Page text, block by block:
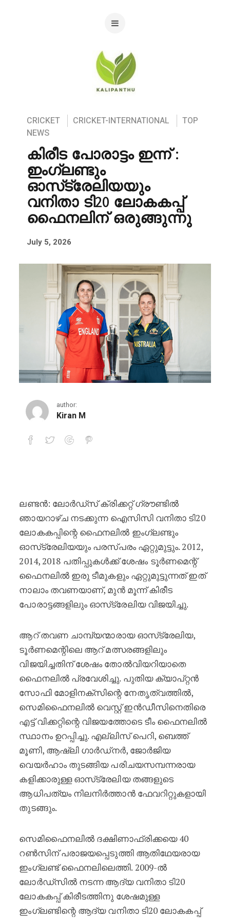
CRICKET CRICKET-INTERNATIONAL
TOP
NEWS
കിരീട പോരാട്ടം ഇന്ന് :
ഇംഗ്ലണ്ടും
ഓസ്‌ട്രേലിയയും
വനിതാ ടി20 ലോകകപ്പ്
ഫൈനലിന് ഒരുങ്ങുന്നു
July 5, 2026
author:
Kiran M
ലണ്ടൻ: ലോർഡ്‌സ് ക്രിക്കറ്റ് ഗ്രൗണ്ടിൽ
ഞായറാഴ്ച നടക്കുന്ന ഐസിസി വനിതാ ടി20
ലോകകപ്പിന്റെ ഫൈനലിൽ ഇംഗ്ലണ്ടും
ഓസ്‌ട്രേലിയയും പരസ്പരം ഏറ്റുമുട്ടും. 2012,
2014, 2018 പതിപ്പുകൾക്ക് ശേഷം ടൂർണമെന്റ്
ഫൈനലിൽ ഇരു ടീമുകളും ഏറ്റുമുട്ടുന്നത് ഇത്
നാലാം തവണയാണ്, മുൻ മൂന്ന് കിരീട
പോരാട്ടങ്ങളിലും ഓസ്‌ട്രേലിയ വിജയിച്ചു.
ആറ് തവണ ചാമ്പ്യന്മാരായ ഓസ്‌ട്രേലിയ,
ടൂർണമെന്റിലെ ആറ് മത്സരങ്ങളിലും
വിജയിച്ചതിന് ശേഷം തോൽവിയറിയാതെ
ഫൈനലിൽ പ്രവേശിച്ചു. പുതിയ ക്യാപ്റ്റൻ
സോഫി മോളിനക്‌സിന്റെ നേതൃത്വത്തിൽ,
സെമിഫൈനലിൽ വെസ്റ്റ് ഇൻഡീസിനെതിരെ
എട്ട് വിക്കറ്റിന്റെ വിജയത്തോടെ ടീം ഫൈനലിൽ
സ്ഥാനം ഉറപ്പിച്ചു. എല്ലിസ് പെറി, ബെത്ത്
മൂണി, ആഷ്‌ലി ഗാർഡ്‌നർ, ജോർജിയ
വെയർഹാം തുടങ്ങിയ പരിചയസമ്പന്നരായ
കളിക്കാരുള്ള ഓസ്‌ട്രേലിയ തങ്ങളുടെ
ആധിപത്യം നിലനിർത്താൻ ഫേവറിറ്റുകളായി
തുടങ്ങും.
സെമിഫൈനലിൽ ദക്ഷിണാഫ്രിക്കയെ 40
റൺസിന് പരാജയപ്പെടുത്തി ആതിഥേയരായ
ഇംഗ്ലണ്ട് ഫൈനലിലെത്തി. 2009-ൽ
ലോർഡ്‌സിൽ നടന്ന ആദ്യ വനിതാ ടി20
ലോകകപ്പ് കിരീടത്തിനു ശേഷമുള്ള
ഇംഗ്ലണ്ടിന്റെ ആദ്യ വനിതാ ടി20 ലോകകപ്പ്